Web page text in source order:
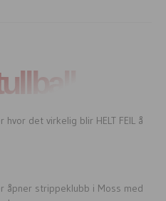
hvor det virkelig blir HELT FEIL å
åpner strippeklubb i Moss med